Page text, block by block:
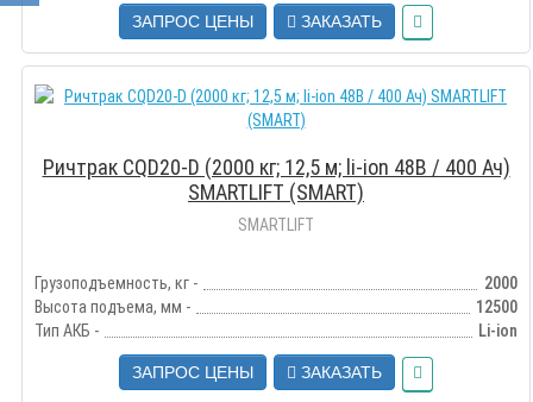
ЗАПРОС ЦЕНЫ ЗАКАЗАТЬ
Ричтрак CQD20-D (2000 кг; 12,5 м; li-ion 48В / 400 Ач)
SMARTLIFT (SMART)
SMARTLIFT
Грузоподъемность, кг -
2000
Высота подъема, мм -
12500
Тип АКБ -
Li-ion
ЗАПРОС ЦЕНЫ ЗАКАЗАТЬ